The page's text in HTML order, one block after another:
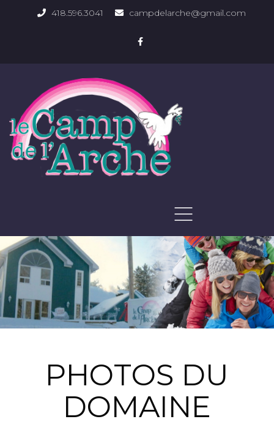
418.596.3041 campdelarche@gmail.com
PHOTOS DU DOMAINE
PHOTOS DU
DOMAINE